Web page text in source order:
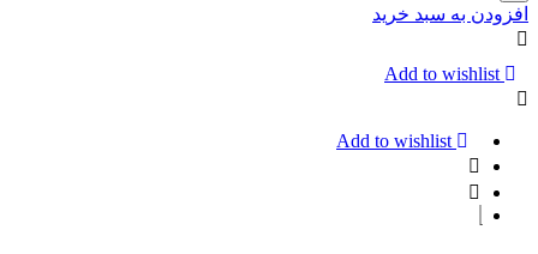
موی
ترزمه
TRESemme
افزودن به سبد خرید
Add to wishlist
Add to wishlist